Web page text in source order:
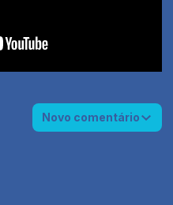
Novo comentário